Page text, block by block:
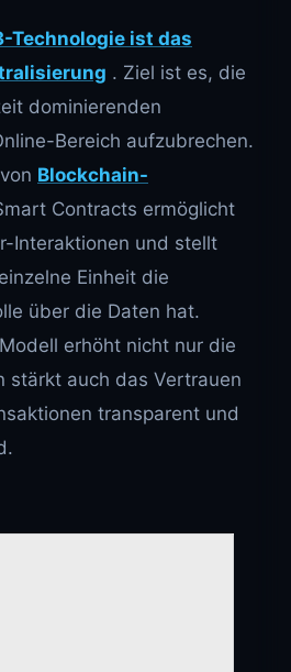
Technologie ist das
. Ziel ist es, die
dominierenden
Bereich aufzubrechen.
Blockchain-
Contracts ermöglicht
Interaktionen und stellt
Einheit die
über die Daten hat.
erhöht nicht nur die
stärkt auch das Vertrauen
transparent und